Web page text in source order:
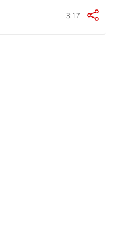
3:17